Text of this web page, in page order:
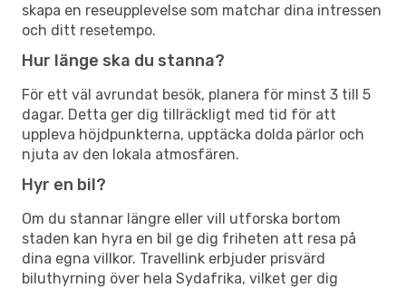
skapa en reseupplevelse som matchar dina intressen
och ditt resetempo.
Hur länge ska du stanna?
För ett väl avrundat besök, planera för minst 3 till 5
dagar. Detta ger dig tillräckligt med tid för att
uppleva höjdpunkterna, upptäcka dolda pärlor och
njuta av den lokala atmosfären.
Hyr en bil?
Om du stannar längre eller vill utforska bortom
staden kan hyra en bil ge dig friheten att resa på
dina egna villkor. Travellink erbjuder prisvärd
biluthyrning över hela Sydafrika, vilket ger dig